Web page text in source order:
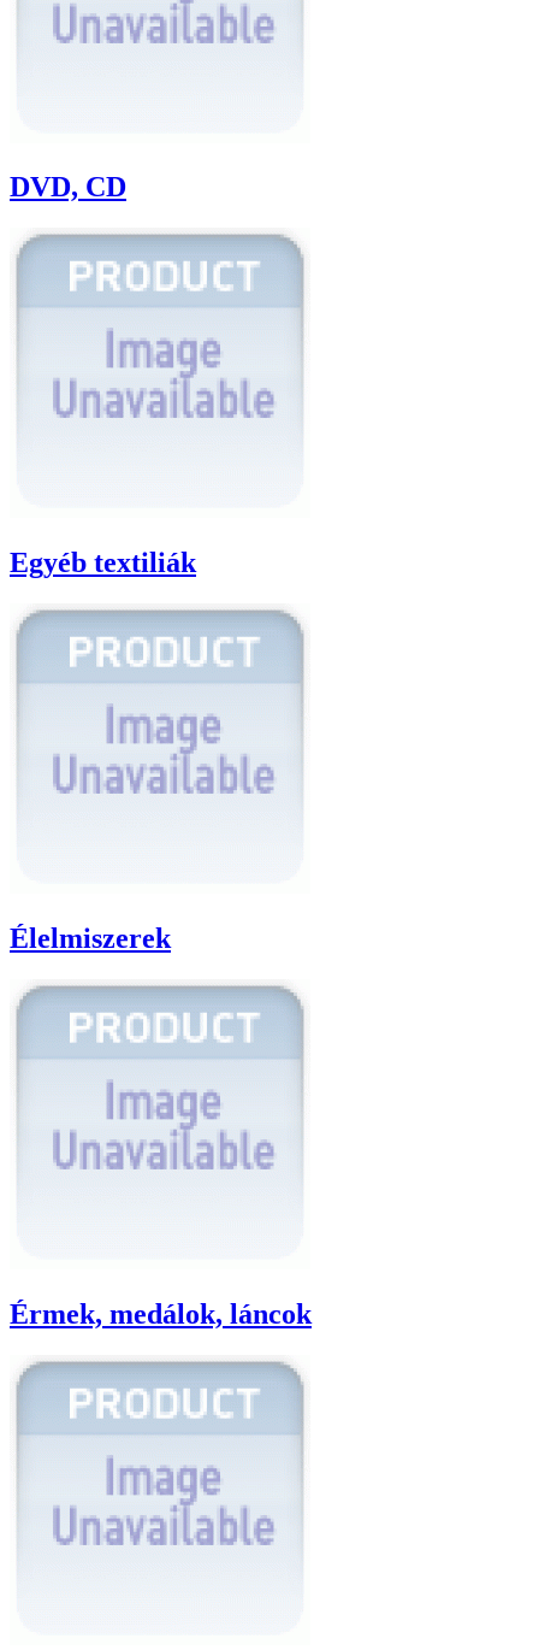
DVD, CD
Egyéb textiliák
Élelmiszerek
Érmek, medálok, láncok